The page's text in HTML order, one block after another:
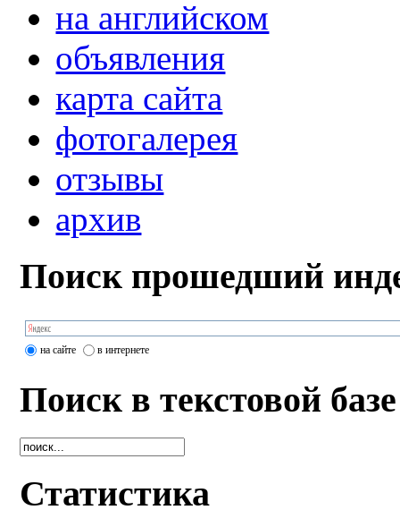
на английском
объявления
карта сайта
фотогалерея
отзывы
архив
Поиск прошедший
на сайте в интернете
Поиск в текстовой базе
Статистика